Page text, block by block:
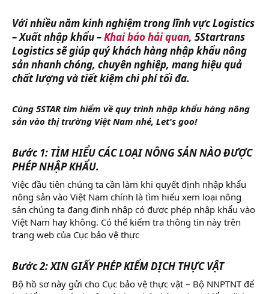
Với nhiều năm kinh nghiệm trong lĩnh vực Logistics
– Xuất nhập khẩu –Khai báo hải quan, 5Startrans
Logistics sẽ giúp quý khách hàng nhập khẩu nông
sản nhanh chóng, chuyên nghiệp, mang hiệu quả
chất lượng và tiết kiệm chi phí tối đa.
Cùng 5STAR tìm hiểm về quy trình nhập khẩu hàng nông
sản vào thị trường Việt Nam nhé, Let's goo!
Bước 1: TÌM HIỂU CÁC LOẠI NÔNG SẢN NÀO ĐƯỢC
PHÉP NHẬP KHẨU.
Việc đầu tiên chúng ta cần làm khi quyết định nhập khẩu
nông sản vào Việt Nam chính là tìm hiểu xem loại nông
sản chúng ta đang định nhập có được phép nhập khẩu vào
Việt Nam hay không. Có thể kiểm tra thông tin này trên
trang web của Cục bảo vệ thực
Bước 2: XIN GIẤY PHÉP KIỂM DỊCH THỰC VẬT
Bộ hồ sơ này gửi cho Cục bảo vệ thực vật – Bộ NNPTNT để